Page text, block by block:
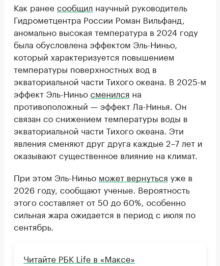
Как ранее сообщил научный руководитель
Гидрометцентра России Роман Вильфанд,
аномально высокая температура в 2024 году
была обусловлена эффектом Эль-Ниньо,
который характеризуется повышением
температуры поверхностных вод в
экваториальной части Тихого океана. В 2025-м
эффект Эль-Ниньосменился на
противоположный — эффект Ла-Нинья. Он
связан со снижением температуры воды в
экваториальной части Тихого океана. Эти
явления сменяют друг друга каждые 2–7 лет и
оказывают существенное влияние на климат.
При этом Эль-Ниньо может вернуться уже в
2026 году, сообщают ученые. Вероятность
этого составляет от 50 до 60%, особенно
сильная жара ожидается в период с июля по
сентябрь.
Читайте РБК Life в «Максе»